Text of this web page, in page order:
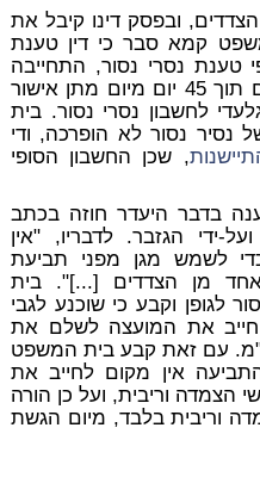
ובפסק דינו קיבל את
קמא סבר כי דין טענת
טענת נסרי נסור, התחייבה
המועצה לשלם לה את התשלום תוך 45 יום מיום מתן אישור
לחשבון נסרי נסור. בית
נסור לא הופרכה, ודי
, שכן החשבון הסופי
בדבר היעדר חוזה בכתב
ידי הגזבר. לדבריו, "אין
לשמש מגן מפני תביעת
מן הצדדים [...]". בית
לגופן וקבע כי שוכנע לגבי
חייב את המועצה לשלם את
בצירוף מע"מ. עם זאת קבע בית המשפט
אין מקום לחייב את
הצמדה וריבית, ועל כן הורה
וריבית בלבד, מיום הגשת